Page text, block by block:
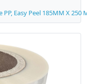
Easy Peel 185MM X 250